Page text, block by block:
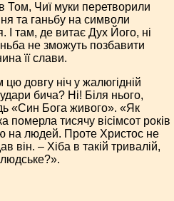
Том, Чиї муки перетворили
та ганьбу на символи
І там, де витає Дух Його, ні
не зможуть позбавити
її слави.
довгу ніч у жалюгідній
бича? Ні! Біля нього,
«Син Бога живого». «Як
тисячу вісімсот років
на людей. Проте Христос не
він. – Хіба в такій тривалій,